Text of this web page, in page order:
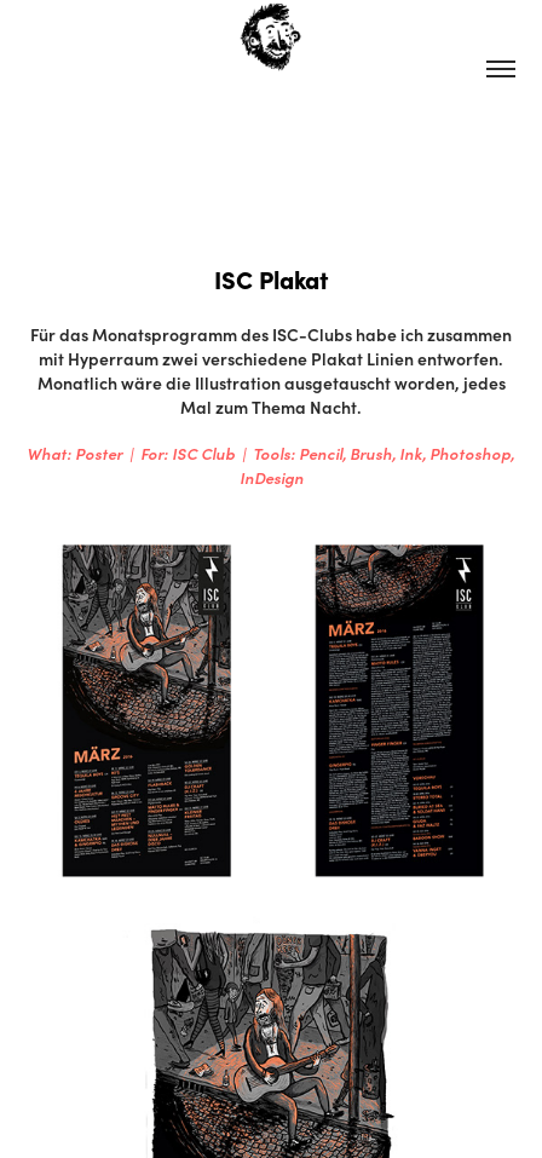
ISC Plakat
Für das Monatsprogramm des ISC-Clubs habe ich zusammen
mit Hyperraum zwei verschiedene Plakat Linien entworfen.
Monatlich wäre die Illustration ausgetauscht worden, jedes
What: Poster  |  For: ISC Club  |  Tools: Pencil, Brush, Ink, Photoshop,
InDesign